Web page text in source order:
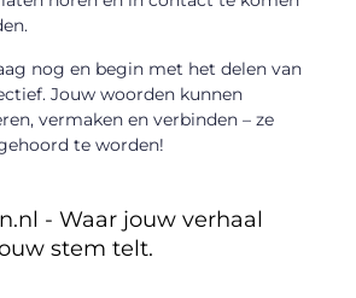
nog en begin met het delen van
Jouw woorden kunnen
vermaken en verbinden – ze
te worden!
- Waar jouw verhaal
stem telt.